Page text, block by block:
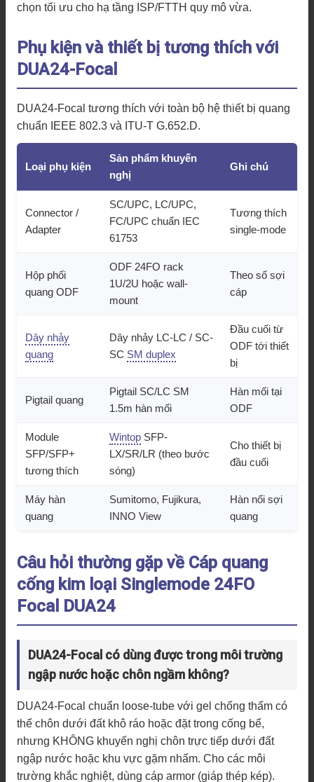
chọn tối ưu cho hạ tầng ISP/FTTH quy mô vừa.
Phụ kiện và thiết bị tương thích với
DUA24-Focal
DUA24-Focal tương thích với toàn bộ hệ thiết bị quang
chuẩn IEEE 802.3 và ITU-T G.652.D.
Loại phụ kiện
Sản phẩm khuyến
nghị
Ghi chú
Connector /
Adapter
SC/UPC, LC/UPC,
FC/UPC chuẩn IEC
61753
Tương thích
single-mode
Hộp phối
quang ODF
ODF 24FO rack
1U/2U hoặc wall-
mount
Theo số sợi
cáp
Dây nhảy
quang
Dây nhảy LC-LC / SC-
SC SM duplex
Đầu cuối từ
ODF tới thiết
bị
Pigtail quang
Pigtail SC/LC SM
1.5m hàn mối
Hàn mối tại
ODF
Module
SFP/SFP+
tương thích
Wintop SFP-
LX/SR/LR (theo bước
sóng)
Cho thiết bị
đầu cuối
Máy hàn
quang
Sumitomo, Fujikura,
INNO View
Hàn nối sợi
quang
Câu hỏi thường gặp về Cáp quang
cống kim loại Singlemode 24FO
Focal DUA24
DUA24-Focal có dùng được trong môi trường
ngập nước hoặc chôn ngầm không?
DUA24-Focal chuẩn loose-tube với gel chống thấm có
thể chôn dưới đất khô ráo hoặc đặt trong cống bể,
nhưng KHÔNG khuyến nghị chôn trực tiếp dưới đất
ngập nước hoặc khu vực gặm nhấm. Cho các môi
trường khắc nghiệt, dùng cáp armor (giáp thép kép).